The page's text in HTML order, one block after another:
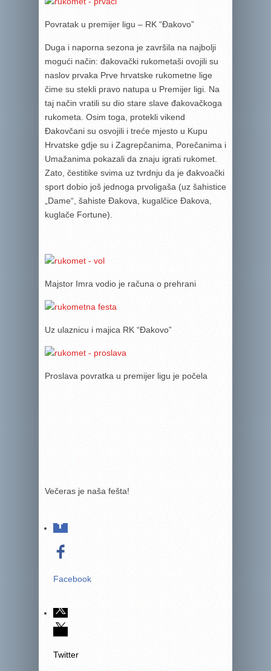
Povratak u premijer ligu – RK “Đakovo”
Duga i naporna sezona je završila na najbolji
mogući način: đakovački rukometaši ovojili su
naslov prvaka Prve hrvatske rukometne lige
čime su stekli pravo natupa u Premijer ligi. Na
taj način vratili su dio stare slave đakovačkoga
rukometa. Osim toga, protekli vikend
Đakovčani su osvojili i treće mjesto u Kupu
Hrvatske gdje su i Zagrepčanima, Porečanima i
Umažanima pokazali da znaju igrati rukomet.
Zato, čestitike svima uz tvrdnju da je đakvoački
sport dobio još jednoga prvoligaša (uz šahistice
„Dame“, šahiste Đakova, kugalčice Đakova,
kuglače Fortune).
Majstor Imra vodio je računa o prehrani
Uz ulaznicu i majica RK “Đakovo”
Proslava povratka u premijer ligu je počela
Večeras je naša fešta!
Facebook
Twitter